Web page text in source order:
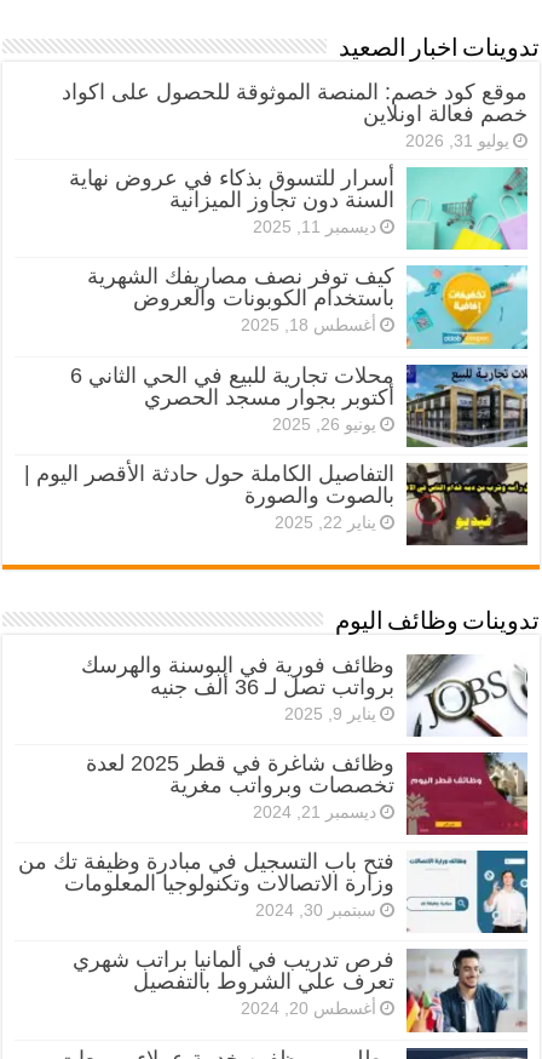
تدوينات اخبار الصعيد
موقع كود خصم: المنصة الموثوقة للحصول على اكواد
خصم فعالة اونلاين
يوليو 31, 2026
أسرار للتسوق بذكاء في عروض نهاية
السنة دون تجاوز الميزانية
ديسمبر 11, 2025
كيف توفر نصف مصاريفك الشهرية
باستخدام الكوبونات والعروض
أغسطس 18, 2025
محلات تجارية للبيع في الحي الثاني 6
أكتوبر بجوار مسجد الحصري
يونيو 26, 2025
التفاصيل الكاملة حول حادثة الأقصر اليوم |
بالصوت والصورة
يناير 22, 2025
تدوينات وظائف اليوم
وظائف فورية في البوسنة والهرسك
برواتب تصل لـ 36 ألف جنيه
يناير 9, 2025
وظائف شاغرة في قطر 2025 لعدة
تخصصات وبرواتب مغرية
ديسمبر 21, 2024
فتح باب التسجيل في مبادرة وظيفة تك من
وزارة الاتصالات وتكنولوجيا المعلومات
سبتمبر 30, 2024
فرص تدريب في ألمانيا براتب شهري
تعرف علي الشروط بالتفصيل
أغسطس 20, 2024